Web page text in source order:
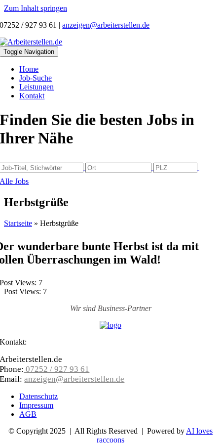
Zum Inhalt springen
07252 / 927 93 61 |anzeigen@arbeiterstellen.de
Toggle Navigation
Home
Job-Suche
Leistungen
Kontakt
Finden Sie die besten Jobs in
Ihrer Nähe
Alle Jobs
Herbstgrüße
Startseite » Herbstgrüße
wunderbare bunte Herbst ist da mit
Überraschungen im Wald!
Post Views: 7
Post Views: 7
Wir sind Business-Partner
Kontakt:
Arbeiterstellen.de
Phone: 07252 / 927 93 61
Email:anzeigen@arbeiterstellen.de
Datenschutz
Impressum
AGB
© Copyright 2025 | All Rights Reserved | Powered by AI loves
raccoons